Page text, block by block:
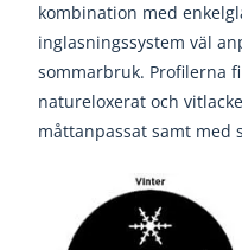
kombination med
inglasningssystem väl
sommarbruk. Profilerna
natureloxerat och
måttanpassat samt med